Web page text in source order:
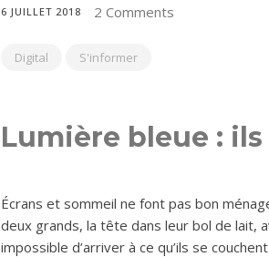
6 JUILLET 2018 2 Comments
Digital S'informer
Lumière bleue :
Écrans et sommeil ne font pas bon
deux grands, la tête dans leur bol de lait,
impossible d’arriver à ce qu’ils se